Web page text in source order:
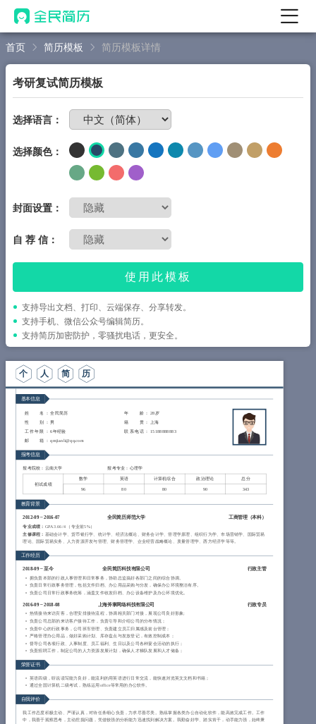
首页
AI 简历工具
AI 优化简历
AI 翻译简历
AI 诊断简历
AI 模拟面试
面试自我介绍
简历教程
登录 / 注册
首页 简历模板 简历模板详情
考研复试简历模板
选择语言：
选择颜色：
封面设置：
自 荐 信：
使用此模板
支持导出文档、打印、云端保存、分享转发。
支持手机、微信公众号编辑简历。
支持简历加密防护，零骚扰电话，更安全。
个 人 简 历
基本信息
姓 名 ： 全民简历 年 龄 ： 28岁
性 别 ： 男 籍 贯 ： 上海
工作年限
： 6年经验 联系电话 ： 15188888883
邮 箱 ： qmjianli@qq.com
报考信息
报考院校：云南大学 报考专业：心理学
初试成绩
数学 英语 计算机综合 政治理论
总分
96
80 80 90 343
教育背景
2012-09~2016-07 全民简历师范大学 工商管理（本科）
专业成绩： GPA 3.66/4 （专业前5%）
主修课程： 基础会计学、货币银行学、统计学、经济法概论、财务会计学、管理学原理、组织行为学、市场营销学、国际贸易
理论、国际贸易实务、人力资源开发与管理、财务管理学、企业经营战略概论、质量管理学、西方经济学等等。
工作经历
2018-09~至今 全民简历科技有限公司 行政主管
拥负责本部的行政人事管理和日常事务，协助总监搞好各部门之间的综合协调。
负责日常行政事务管理，包括文件归档、办公用品采购与分发，确保办公环境整洁有序。
负责公司日常行政事务统筹，涵盖文件收发归档、办公设备维护及办公环境优化。
2016-09~2018-08 上海斧掌网络科技有限公司
行政专员
热情接待来访宾客，合理安排接待流程，协调相关部门对接，展现公司良好形象;
负责公司总部的来访客户接待工作，负责引导和介绍公司的分布情况；
负责中心的行政事务，公司班车管理、负责建立员工归属感及前台管理；
严格管理办公用品，做好采购计划、库存盘点与发放登记，有效控制成本；
督导公司各项行政、人事制度、员工福利、生日以及公司各种宴会活动的执行；
负责招聘工作，制定公司的人力资源发展计划，确保人才梯队发展和人才储备；
荣誉证书
英语四级，听说读写能力良好，能流利的用英语进行日常交流，能快速浏览英文文档和书籍；
通过全国计算机二级考试，熟练运用office等常用的办公软件。
自我评价
我工作态度积极主动、严谨认真，对待任务细心负责，力求尽善尽美。熟练掌握各类办公自动化软件，能高效完成工作。工作
中，我善于观察思考，主动挖掘问题，凭借较强的分析能力迅速找到解决方案。我勤奋好学、踏实肯干，动手能力强，始终秉